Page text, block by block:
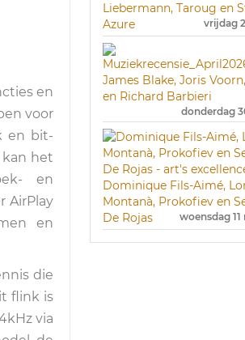
en
voor
en bit-
kan het
en
AirPlay
en
die
flink is
via
Liebermann, Taroug en
Azure
vrijdag
James Blake, Joris
en Richard Barbieri
donderdag
Dominique Fils-Aimé,
Montanà, Prokofiev en
De Rojas
woensdag